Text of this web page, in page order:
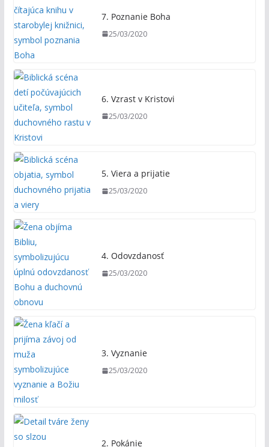
7. Poznanie Boha
25/03/2020
6. Vzrast v Kristovi
25/03/2020
5. Viera a prijatie
25/03/2020
4. Odovzdanosť
25/03/2020
3. Vyznanie
25/03/2020
2. Pokánie